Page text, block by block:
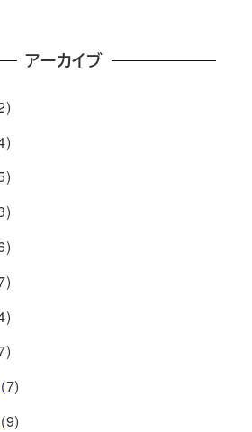
アーカイブ
(7)
(9)